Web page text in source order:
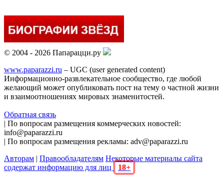
© 2004 - 2026 Папарацци.ру
www.paparazzi.ru – UGC (user generated content)
Информационно-развлекательное сообщество, где любой
желающий может опубликовать пост на тему о частной жизни
и взаимоотношениях мировых знаменитостей.
Обратная связь
| По вопросам размещения коммерческих новостей:
info@paparazzi.ru
| По вопросам размещения рекламы: adv@paparazzi.ru
Авторам | Правообладателям Некоторые материалы сайта
содержат информацию для лиц
18+